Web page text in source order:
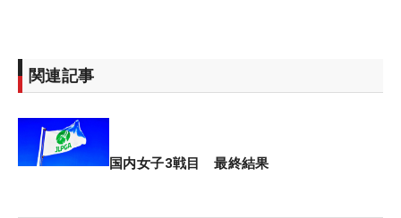
って、最終日は予選を通過した50人のうち28位タイ
までの37人がプレー。金澤は7位タイ、鶴岡は2日目
関連記事
国内女子3戦目 最終結果